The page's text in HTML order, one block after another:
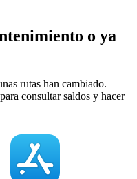
o ya
rutas han cambiado.
consultar saldos y hacer